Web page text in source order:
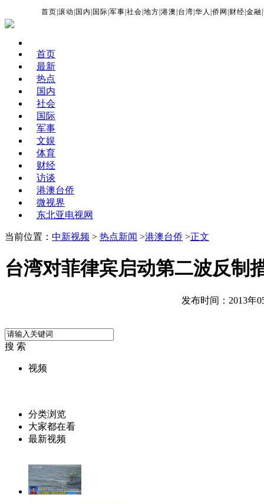
首页 |滚动 国内 国际 |军事 |社会 |地方 |港澳 台湾 |华人 |侨网 财经 |金融 |
首页
最新
热点
国内
社会
国际
军事
文娱
体育
财经
访谈
港澳台侨
微视界
东北亚电视网
当前位置： 中新视频 > 热点新闻 >港澳台侨 >正文
台湾对菲律宾启动第二波反制
发布时间：2013年
搜 索
视频
分类浏览
大家都在看
最新视频